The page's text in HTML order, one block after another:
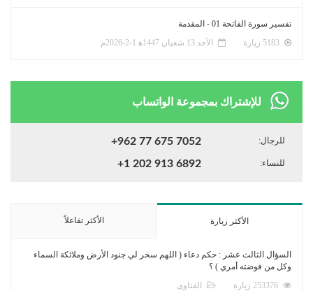
تفسير سورة الفاتحة 01 - المقدمة
الأحد 13 شعبان 1447ﻫ 1-2-2026م
للإشتراك بمجموعة الواتساب
للرجال: +962 77 675 7052
للنساء: +1 202 913 6892
الأكثر زيارة الأكثر تفاعلاً
السؤال الثالث عشر : حكم دعاء ( اللهم سخر لي جنود الأرض وملائكة السماء
وكل من فوضته أمري ) ؟
الفتاوى